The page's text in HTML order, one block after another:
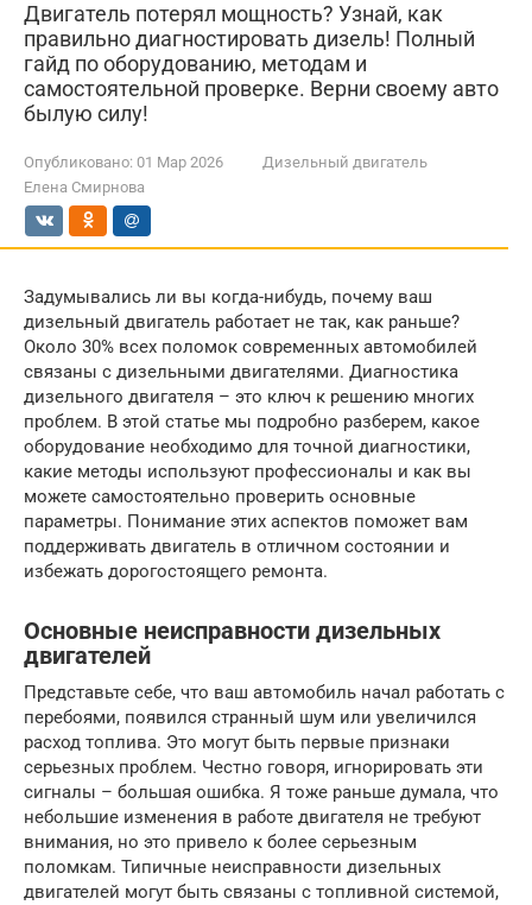
Двигатель потерял мощность? Узнай, как
правильно диагностировать дизель! Полный
гайд по оборудованию, методам и
самостоятельной проверке. Верни своему авто
былую силу!
Опубликовано: 01 Мар 2026
Дизельный двигатель
Елена Смирнова
Задумывались ли вы когда-нибудь, почему ваш
дизельный двигатель работает не так, как раньше?
Около 30% всех поломок современных автомобилей
связаны с дизельными двигателями. Диагностика
дизельного двигателя – это ключ к решению многих
проблем. В этой статье мы подробно разберем, какое
оборудование необходимо для точной диагностики,
какие методы используют профессионалы и как вы
можете самостоятельно проверить основные
параметры. Понимание этих аспектов поможет вам
поддерживать двигатель в отличном состоянии и
избежать дорогостоящего ремонта.
Основные неисправности дизельных
двигателей
Представьте себе, что ваш автомобиль начал работать с
перебоями, появился странный шум или увеличился
расход топлива. Это могут быть первые признаки
серьезных проблем. Честно говоря, игнорировать эти
сигналы – большая ошибка. Я тоже раньше думала, что
небольшие изменения в работе двигателя не требуют
внимания, но это привело к более серьезным
поломкам. Типичные неисправности дизельных
двигателей могут быть связаны с топливной системой,